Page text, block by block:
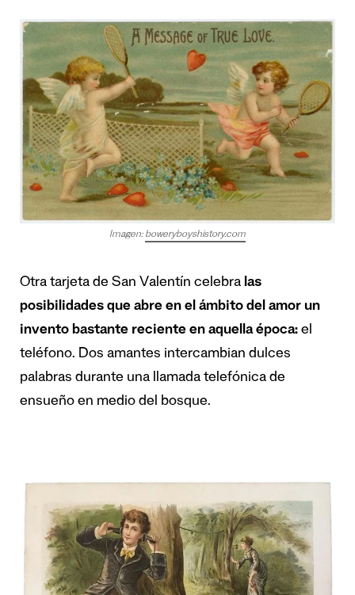
Imagen: boweryboyshistory.com
Otra tarjeta de San Valentín celebra las
posibilidades que abre en el ámbito del amor un
invento bastante reciente en aquella época: el
teléfono. Dos amantes intercambian dulces
palabras durante una llamada telefónica de
ensueño en medio del bosque.